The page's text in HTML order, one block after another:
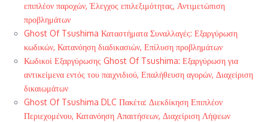
επιπλέον παροχών, Έλεγχος επιλεξιμότητας, Αντιμετώπιση
προβλημάτων
Ghost Of Tsushima Καταστήματα Συναλλαγές: Εξαργύρωση
κωδικών, Κατανόηση διαδικασιών, Επίλυση προβλημάτων
Κωδικοί Εξαργύρωσης Ghost Of Tsushima: Εξαργύρωση για
αντικείμενα εντός του παιχνιδιού, Επαλήθευση αγορών, Διαχείριση
δικαιωμάτων
Ghost Of Tsushima DLC Πακέτα: Διεκδίκηση Επιπλέον
Περιεχομένου, Κατανόηση Απαιτήσεων, Διαχείριση Λήψεων